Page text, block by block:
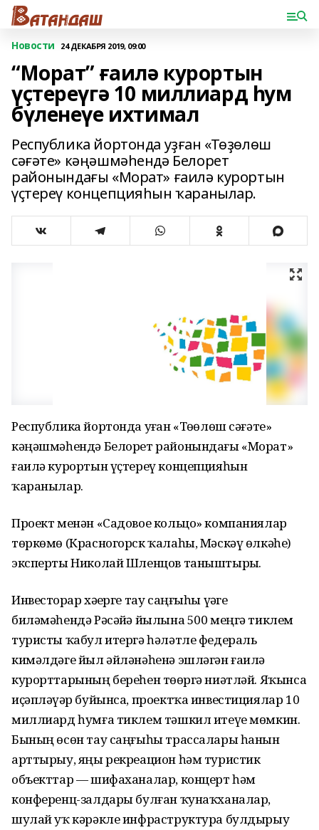
Новости 24 ДЕКАБРЯ 2019, 09:00
“Морат” ғаилә курортын
үҫтереүгә 10 миллиард һум
бүленеүе ихтимал
Республика йортонда уҙған «Төҙөлөш
сәғәте» кәңәшмәһендә Белорет
районындағы «Морат» ғаилә курортын
үҫтереү концепцияһын ҡаранылар.
Республика йортонда уҙған «Төҙөлөш сәғәте»
кәңәшмәһендә Белорет районындағы «Морат»
ғаилә курортын үҫтереү концепцияһын
ҡаранылар.
Проект менән «Садовое кольцо» компаниялар
төркөмө (Красногорск ҡалаһы, Мәскәү өлкәһе)
эксперты Николай Шленцов таныштырҙы.
Инвесторҙар хәҙерге тау саңғыһы үҙәге
биләмәһендә Рәсәйҙә йылына 500 меңгә тиклем
туристы ҡабул итергә һәләтле федераль
кимәлдәге йыл әйләнәһенә эшләгән ғаилә
курорттарының береһен төҙөргә ниәтләй. Яҡынса
иҫәпләүҙәр буйынса, проектҡа инвестициялар 10
миллиард һумға тиклем тәшкил итеүе мөмкин.
Бының өсөн тау саңғыһы трассалары һанын
арттырыу, яңы рекреацион һәм туристик
объекттар — шифаханалар, концерт һәм
конференц-залдары булған ҡунаҡханалар,
шулай уҡ кәрәкле инфраструктура булдырыу